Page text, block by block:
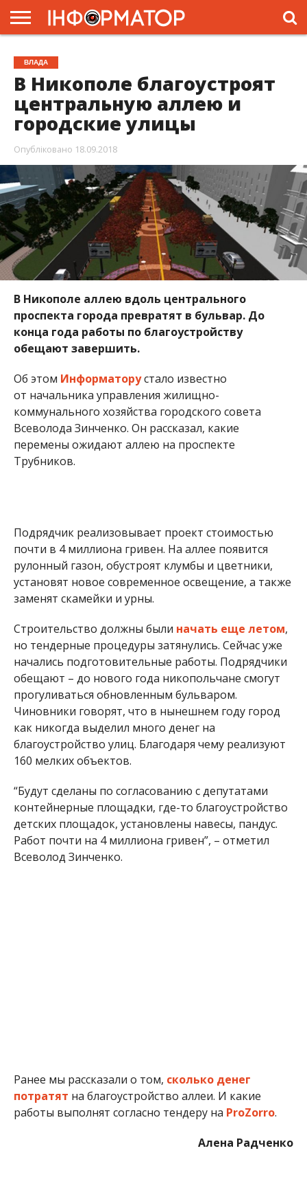
ГОЛОВНА
ЖИТТЯ
ВЛАДА
ГРОШІ
ТРЕШ
ПРЕС-
РЕЛІЗИ
РЕКЛАМА
ПРОЕКТИ
ВЛАДА
В Никополе благоустроят
центральную аллею и
городские улицы
Опубліковано 18.09.2018
В Никополе аллею вдоль центрального
проспекта города превратят в бульвар. До
конца года работы по благоустройству
обещают завершить.
Об этом Информаторустало известно
от начальника управления жилищно-
коммунального хозяйства городского совета
Всеволода Зинченко. Он рассказал, какие
перемены ожидают аллею на проспекте
Трубников.
Подрядчик реализовывает проект стоимостью
почти в 4 миллиона гривен. На аллее появится
рулонный газон, обустроят клумбы и цветники,
установят новое современное освещение, а также
заменят скамейки и урны.
Строительство должны были начать еще летом,
но тендерные процедуры затянулись. Сейчас уже
начались подготовительные работы. Подрядчики
обещают – до нового года никопольчане смогут
прогуливаться обновленным бульваром.
Чиновники говорят, что в нынешнем году город
как никогда выделил много денег на
благоустройство улиц. Благодаря чему реализуют
160 мелких объектов.
“Будут сделаны по согласованию с депутатами
контейнерные площадки, где-то благоустройство
детских площадок, установлены навесы, пандус.
Работ почти на 4 миллиона гривен”, – отметил
Всеволод Зинченко.
Ранее мы рассказали о том, сколько денег
потратят на благоустройство аллеи. И какие
работы выполнят согласно тендеру на ProZorro.
Алена Радченко